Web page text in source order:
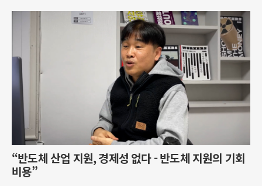
“반도체 산업 지원, 경제성 없다 - 반도체 지원의 기회
비용”